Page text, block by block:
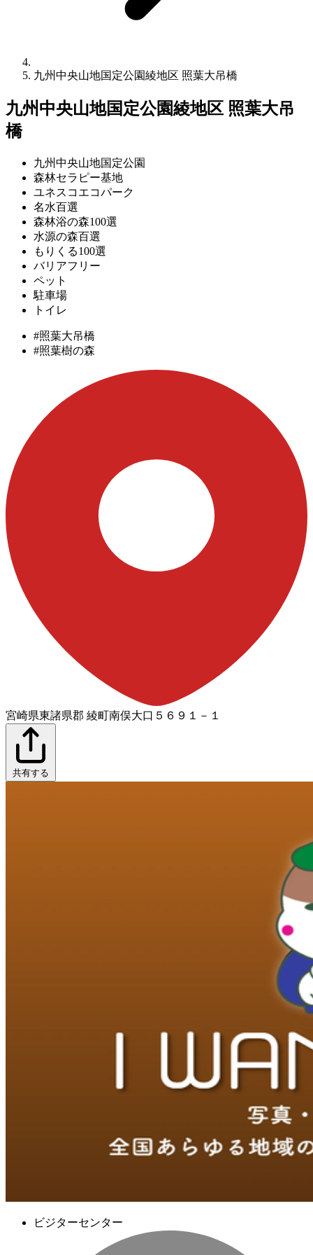
九州中央山地国定公園綾地区 照葉大吊橋
九州中央山地国定公園綾地区 照葉大吊
橋
九州中央山地国定公園
森林セラピー基地
ユネスコエコパーク
名水百選
森林浴の森100選
水源の森百選
もりくる100選
バリアフリー
ペット
駐車場
トイレ
#照葉大吊橋
#照葉樹の森
宮崎県東諸県郡 綾町南俣大口５６９１－１
共有する
ビジターセンター